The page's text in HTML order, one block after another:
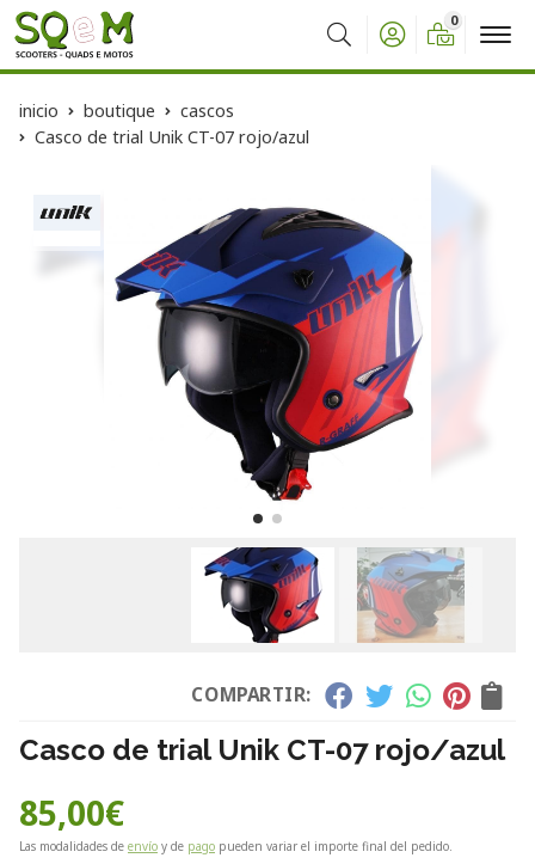
Buscar
0
inicio boutique
cascos
Casco de trial Unik CT-07 rojo/azul
COMPARTIR:
Casco de trial Unik CT-07 rojo/azul
85,00€
Las modalidades de envío y de pago pueden variar el importe final del pedido.